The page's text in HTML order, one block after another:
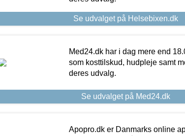
Se udvalget på Helsebixen.dk
Med24.dk har i dag mere end
som kosttilskud, hudpleje samt
deres udvalg.
Se udvalget på Med24.dk
Apopro.dk er Danmarks online